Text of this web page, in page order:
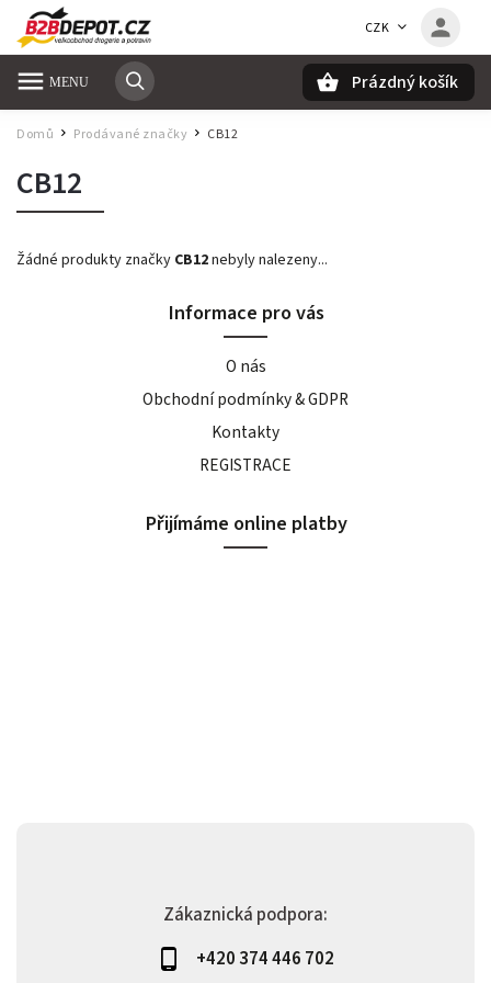
CZK
Prázdný košík
Domů / Prodávané značky / CB12
CB12
Žádné produkty značky CB12nebyly nalezeny...
Zákaznická podpora:
+420 374 446 702
Informace pro vás
O nás
Obchodní podmínky & GDPR
Kontakty
REGISTRACE
Přijímáme online platby